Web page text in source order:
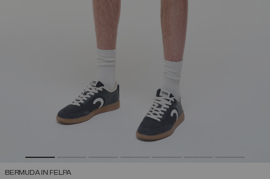
BERMUDA IN FELPA